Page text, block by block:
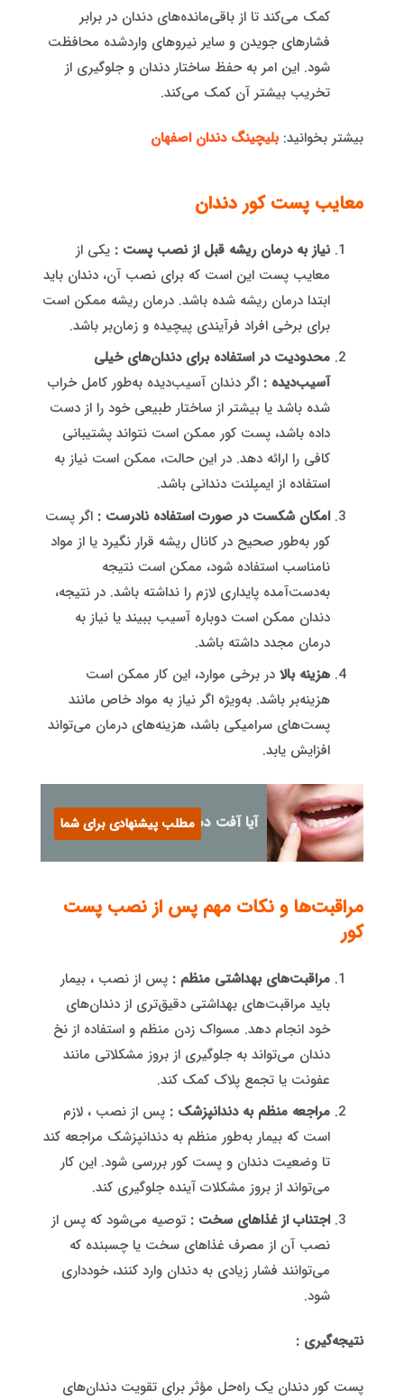
کمک می‌کند تا از باقی‌مانده‌های دندان در برابر
فشارهای جویدن و سایر نیروهای واردشده محافظت
شود. این امر به حفظ ساختار دندان و جلوگیری از
تخریب بیشتر آن کمک می‌کند.
بیشتر بخوانید:بلیچینگ دندان اصفهان
معایب پست کور دندان
نیاز به درمان ریشه قبل از نصب پست :یکی از
معایب پست این است که برای نصب آن، دندان باید
ابتدا درمان ریشه شده باشد. درمان ریشه ممکن است
برای برخی افراد فرآیندی پیچیده و زمان‌بر باشد.
محدودیت در استفاده برای دندان‌های خیلی
آسیب‌دیده :اگر دندان آسیب‌دیده به‌طور کامل خراب
شده باشد یا بیشتر از ساختار طبیعی خود را از دست
داده باشد، پست کور ممکن است نتواند پشتیبانی
کافی را ارائه دهد. در این حالت، ممکن است نیاز به
استفاده از ایمپلنت دندانی باشد.
امکان شکست در صورت استفاده نادرست :اگر پست
کور به‌طور صحیح در کانال ریشه قرار نگیرد یا از مواد
نامناسب استفاده شود، ممکن است نتیجه
به‌دست‌آمده پایداری لازم را نداشته باشد. در نتیجه،
دندان ممکن است دوباره آسیب ببیند یا نیاز به
درمان مجدد داشته باشد.
هزینه بالادر برخی موارد، این کار ممکن است
هزینه‌بر باشد. به‌ویژه اگر نیاز به مواد خاص مانند
پست‌های سرامیکی باشد، هزینه‌های درمان می‌تواند
افزایش یابد.
آیا آفت دهان خطرناک است؟
مطلب پیشنهادی برای شما
مراقبت‌ها و نکات مهم پس از نصب پست
کور
مراقبت‌های بهداشتی منظم :پس از نصب ، بیمار
باید مراقبت‌های بهداشتی دقیق‌تری از دندان‌های
خود انجام دهد. مسواک زدن منظم و استفاده از نخ
دندان می‌تواند به جلوگیری از بروز مشکلاتی مانند
عفونت یا تجمع پلاک کمک کند.
مراجعه منظم به دندانپزشک :پس از نصب ، لازم
است که بیمار به‌طور منظم به دندانپزشک مراجعه کند
تا وضعیت دندان و پست کور بررسی شود. این کار
می‌تواند از بروز مشکلات آینده جلوگیری کند.
اجتناب از غذاهای سخت :توصیه می‌شود که پس از
نصب آن از مصرف غذاهای سخت یا چسبنده که
می‌توانند فشار زیادی به دندان وارد کنند، خودداری
شود.
نتیجه‌گیری :
پست کور دندان یک راه‌حل مؤثر برای تقویت دندان‌های